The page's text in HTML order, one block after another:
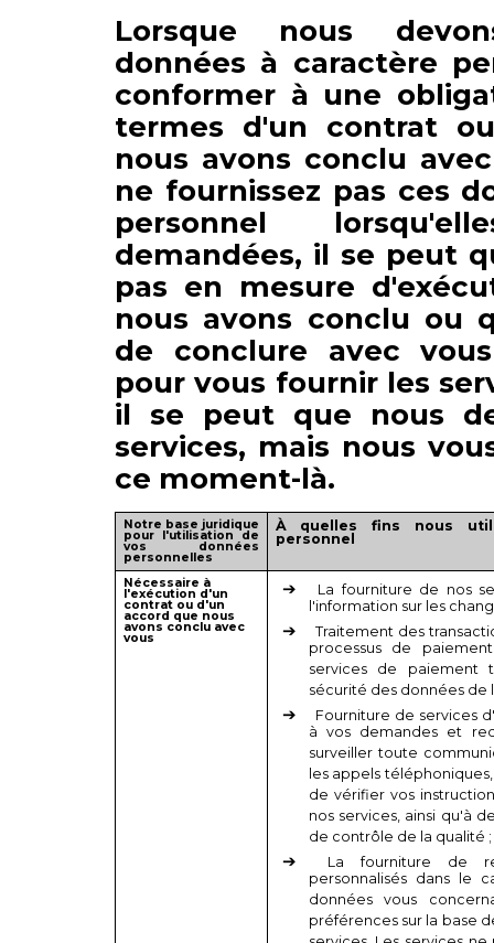
Lorsque nous
données à caractère
conformer à une
termes d'un contrat
nous avons conclu
ne fournissez pas ces
personnel
demandées, il se peut
pas en mesure
nous avons conclu ou
de conclure avec
pour vous fournir les
il se peut que nous
services, mais nous
ce moment-là.
Notre base juridique
pour l'utilisation de
vos données
personnelles
À quelles fins nous
personnel
Nécessaire à
l'exécution d'un
contrat ou d'un
accord que nous
avons conclu avec
vous
La fourniture de nos
l'information sur les
Traitement des
processus de
services de paiement
sécurité des données de
Fourniture de services
à vos demandes et
surveiller toute
les appels
de vérifier vos
nos services, ainsi qu'à
de contrôle de la qualité ;
La fourniture de
personnalisés dans le
données vous
préférences sur la base